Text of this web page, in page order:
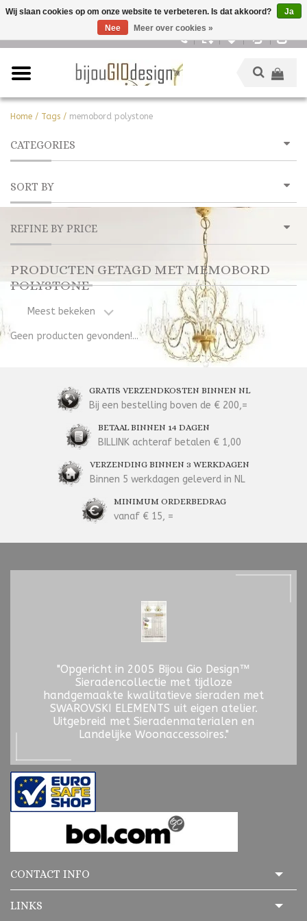
Home / Tags / memobord polystone
CATEGORIES
SORT BY
REFINE BY PRICE
PRODUCTEN GETAGD MET MEMOBORD
POLYSTONE
Meest bekeken
Geen producten gevonden!...
GRATIS VERZENDKOSTEN BINNEN NL
Bij een bestelling boven de € 200,=
BETAAL BINNEN 14 DAGEN
BILLINK achteraf betalen € 1,00
VERZENDING BINNEN 3 WERKDAGEN
Binnen 5 werkdagen geleverd in NL
MINIMUM ORDERBEDRAG
vanaf € 15, =
"Opgericht in 2005 Bijou Gio Design™
Sieradencollectie met tijdloze
handgemaakte kwalitatieve sieraden met
SWAROVSKI ELEMENTS uit eigen atelier.
Uitgebreid met Sieradenmaterialen en
Landelijke Woonaccessoires."
CONTACT INFO
LINKS
Wij slaan cookies op om onze website te verbeteren. Is dat akkoord?
Ja
Nee
Meer over cookies »